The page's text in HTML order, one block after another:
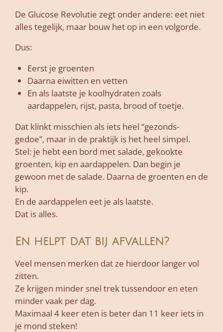
De Glucose Revolutie zegt onder andere: eet niet
alles tegelijk, maar bouw het op in een volgorde.
Dus:
Eerst je groenten
Daarna eiwitten en vetten
En als laatste je koolhydraten zoals
aardappelen, rijst, pasta, brood of toetje.
Dat klinkt misschien als iets heel “gezonds-
gedoe”, maar in de praktijk is het heel simpel.
Stel: je hebt een bord met salade, gekookte
groenten, kip en aardappelen. Dan begin je
gewoon met de salade. Daarna de groenten en de
kip.
En de aardappelen eet je als laatste.
Dat is alles.
En helpt dat bij afvallen?
Veel mensen merken dat ze hierdoor langer vol
zitten.
Ze krijgen minder snel trek tussendoor en eten
minder vaak per dag.
Maximaal 4 keer eten is beter dan 11 keer iets in
je mond steken!